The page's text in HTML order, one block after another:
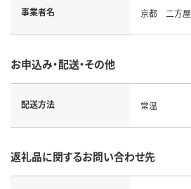
事業者名 京都 二方屋
お申込み・配送・その他
配送方法 常温
返礼品に関するお問い合わせ先